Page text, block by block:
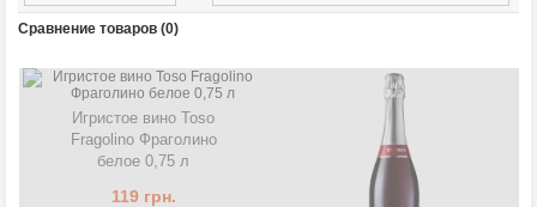
Сравнение товаров (0)
Игристое вино Toso
Fragolino Фраголино
белое 0,75 л
119 грн.